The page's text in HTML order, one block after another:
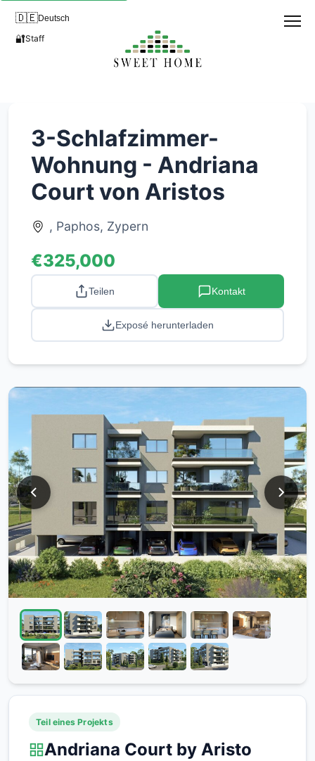
🇩🇪Deutsch
🔐Staff
3-Schlafzimmer-
Wohnung - Andriana
Court von Aristos
, Paphos, Zypern
€325,000
Teilen Kontakt
Exposé herunterladen
Teil eines Projekts
Andriana Court by Aristo